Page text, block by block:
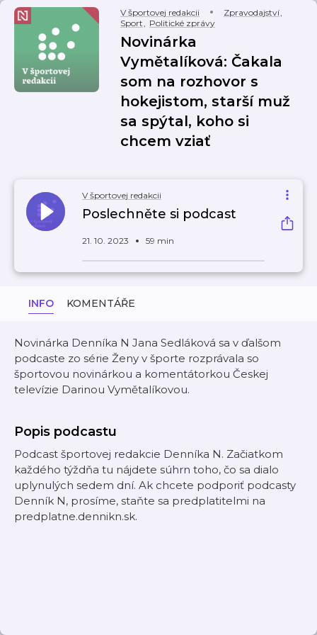
V športovej redakcii Zpravodajství,
Sport, Politické zprávy
Novinárka
Vymětalíková: Čakala
som na rozhovor s
hokejistom, starší muž
sa spýtal, koho si
chcem vziať
V športovej redakcii
Poslechněte si podcast
21. 10. 2023 59 min
INFO KOMENTÁŘE
Novinárka Denníka N Jana Sedláková sa v ďalšom
podcaste zo série Ženy v športe rozprávala so
športovou novinárkou a komentátorkou Českej
televízie Darinou Vymětalíkovou.
Popis podcastu
Podcast športovej redakcie Denníka N. Začiatkom
každého týždňa tu nájdete súhrn toho, čo sa dialo
uplynulých sedem dní. Ak chcete podporiť podcasty
Denník N, prosíme, staňte sa predplatitelmi na
predplatne.dennikn.sk.